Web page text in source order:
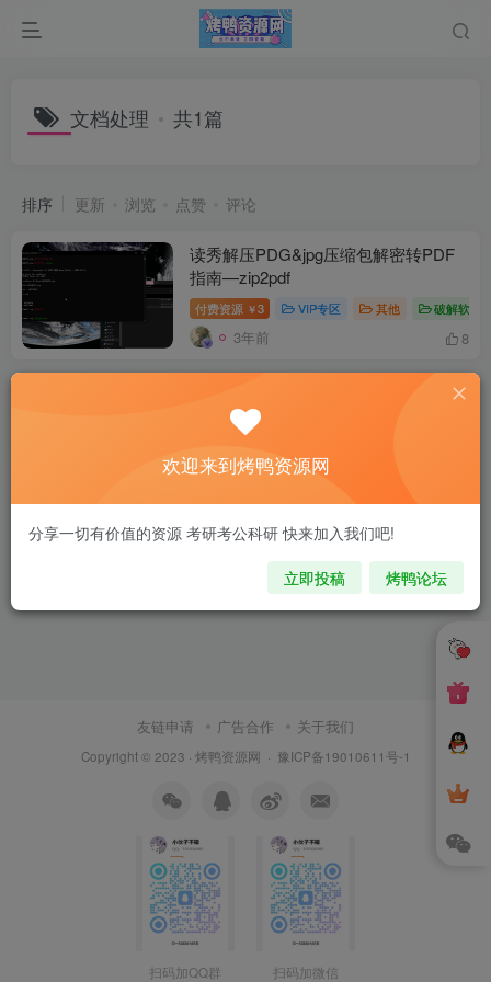
文档处理 共1篇
排序 更新 浏览 点赞 评论
读秀解压PDG&jpg压缩包解密转PDF
指南—zip2pdf
付费资源 ￥3 VIP专区 其他 破解软件
3年前 8
友链申请 广告合作 关于我们
Copyright © 2023 · 烤鸭资源网 · 豫ICP备19010611号-1
扫码加QQ群 扫码加微信
欢迎来到烤鸭资源网
分享一切有价值的资源 考研考公科研 快来加入我们吧!
立即投稿 烤鸭论坛